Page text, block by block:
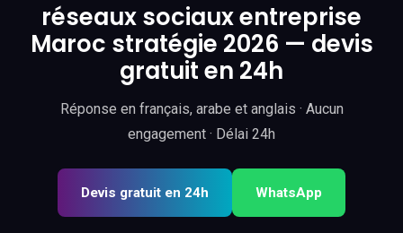
réseaux sociaux entreprise
Maroc stratégie 2026 — devis
gratuit en 24h
Réponse en français, arabe et anglais · Aucun
engagement · Délai 24h
Devis gratuit en 24h WhatsApp